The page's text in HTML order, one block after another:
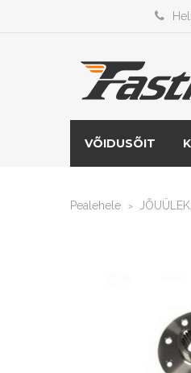
VÕIDUSÕIT
Pealehele >